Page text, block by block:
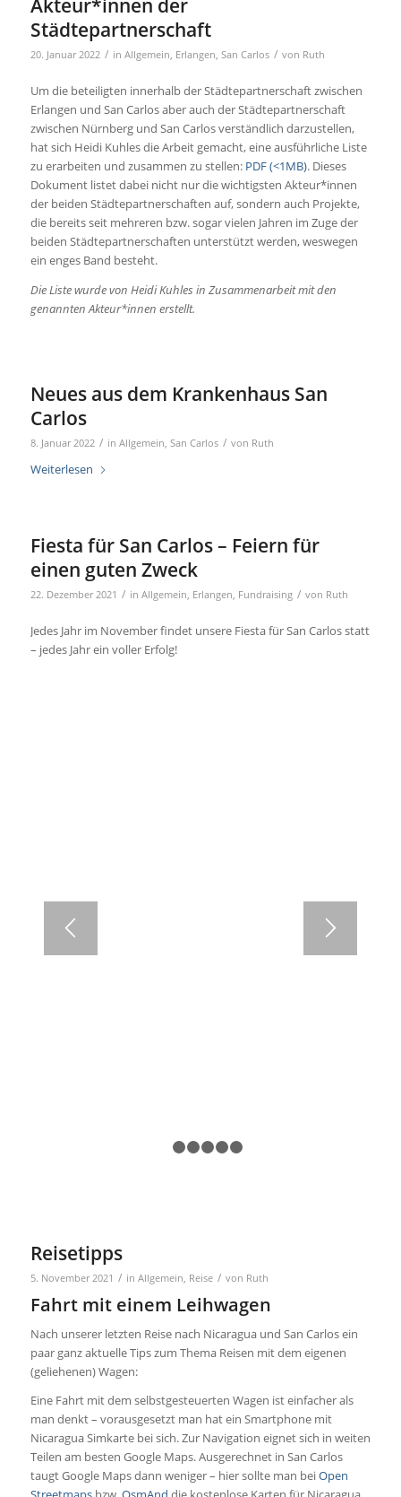
Akteur*innen der
Städtepartnerschaft
20. Januar 2022 / in Allgemein, Erlangen, San Carlos / von Ruth
Um die beteiligten innerhalb der Städtepartnerschaft zwischen
Erlangen und San Carlos aber auch der Städtepartnerschaft
zwischen Nürnberg und San Carlos verständlich darzustellen,
hat sich Heidi Kuhles die Arbeit gemacht, eine ausführliche Liste
zu erarbeiten und zusammen zu stellen: PDF (<1MB). Dieses
Dokument listet dabei nicht nur die wichtigsten Akteur*innen
der beiden Städtepartnerschaften auf, sondern auch Projekte,
die bereits seit mehreren bzw. sogar vielen Jahren im Zuge der
beiden Städtepartnerschaften unterstützt werden, weswegen
ein enges Band besteht.
Die Liste wurde von Heidi Kuhles in Zusammenarbeit mit den
genannten Akteur*innen erstellt.
Neues aus dem Krankenhaus San
Carlos
8. Januar 2022 / in Allgemein San Carlos / von Ruth
Weiterlesen
Fiesta für San Carlos – Feiern für
einen guten Zweck
22. Dezember 2021 / in Allgemein Erlangen Fundraising / von Ruth
Jedes Jahr im November findet unsere Fiesta für San Carlos statt
– jedes Jahr ein voller Erfolg!
Reisetipps
5. November 2021 / in Allgemein Reise / von Ruth
Fahrt mit einem Leihwagen
Nach unserer letzten Reise nach Nicaragua und San Carlos ein
paar ganz aktuelle Tips zum Thema Reisen mit dem eigenen
(geliehenen) Wagen:
Eine Fahrt mit dem selbstgesteuerten Wagen ist einfacher als
man denkt – vorausgesetzt man hat ein Smartphone mit
Nicaragua Simkarte bei sich. Zur Navigation eignet sich in weiten
Teilen am besten Google Maps. Ausgerechnet in San Carlos
taugt Google Maps dann weniger – hier sollte man beiOpen